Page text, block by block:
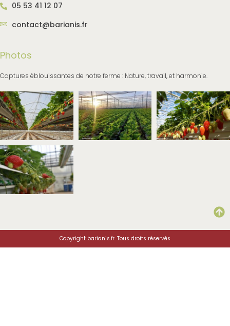
05 53 41 12 07
contact@barianis.fr
Photos
Captures éblouissantes de notre ferme : Nature, travail, et harmonie.
Copyright barianis.fr. Tous droits réservés